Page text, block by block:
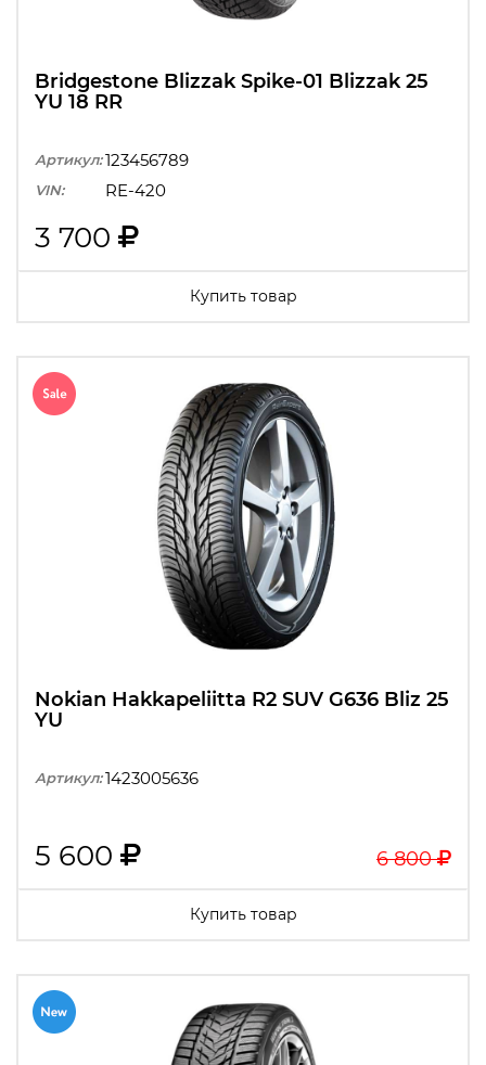
Bridgestone Blizzak Spike-01 Blizzak 25
YU 18 RR
Артикул:123456789
VIN: RE-420
3 700
Купить товар
Nokian Hakkapeliitta R2 SUV G636 Bliz 25
YU
Артикул:1423005636
5 600 6 800
Купить товар